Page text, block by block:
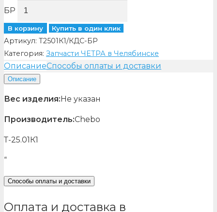
БР
В корзину Купить в один клик
Артикул: Т2501К1/КДС-БР
Категория: Запчасти ЧЕТРА в Челябинске
ОписаниеСпособы оплаты и доставки
Описание
Вес изделия:Не указан
Производитель:Chebo
Т-25.01К1
“
Способы оплаты и доставки
Оплата и доставка в